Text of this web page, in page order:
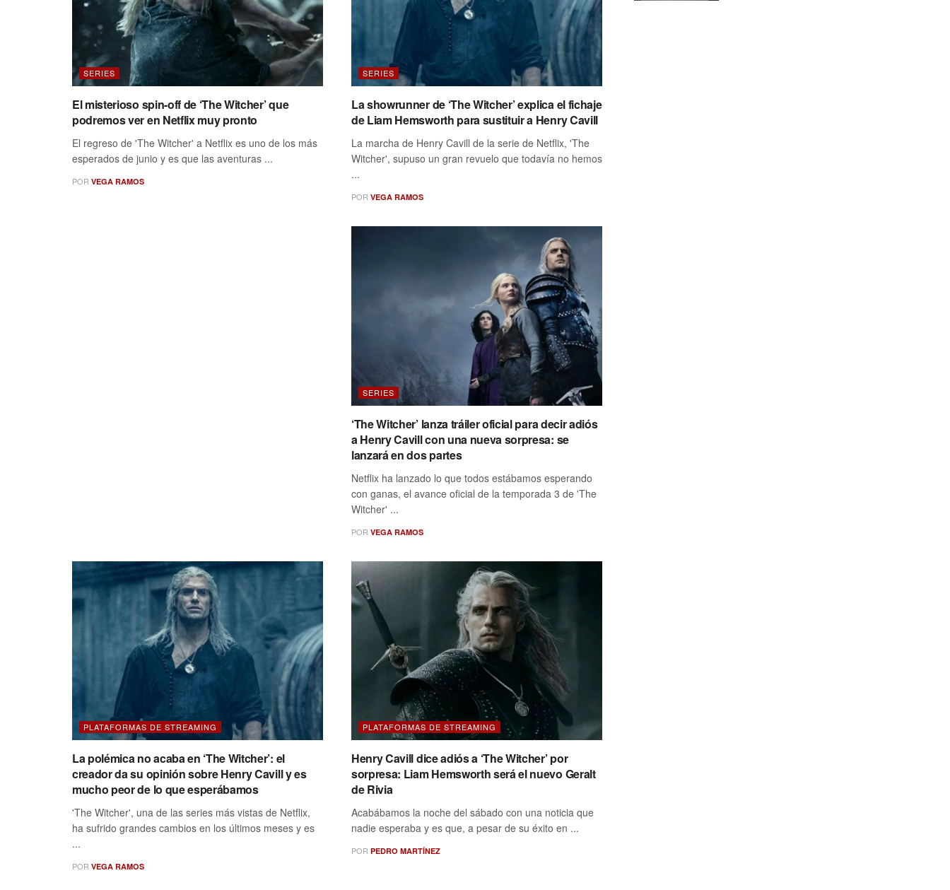
SERIES
El misterioso spin-off de ‘The Witcher’ que
podremos ver en Netflix muy pronto
El regreso de 'The Witcher' a Netflix es uno de los más
esperados de junio y es que las aventuras ...
POR VEGA RAMOS
SERIES
La showrunner de ‘The Witcher’ explica el fichaje
de Liam Hemsworth para sustituir a Henry Cavill
La marcha de Henry Cavill de la serie de Netflix, 'The
Witcher', supuso un gran revuelo que todavía no hemos
...
POR VEGA RAMOS
SERIES
‘The Witcher’ lanza tráiler oficial para decir adiós
a Henry Cavill con una nueva sorpresa: se
lanzará en dos partes
Netflix ha lanzado lo que todos estábamos esperando
con ganas, el avance oficial de la temporada 3 de 'The
Witcher' ...
POR VEGA RAMOS
PLATAFORMAS DE STREAMING
La polémica no acaba en ‘The Witcher’: el
creador da su opinión sobre Henry Cavill y es
mucho peor de lo que esperábamos
'The Witcher', una de las series más vistas de Netflix,
ha sufrido grandes cambios en los últimos meses y es
...
POR VEGA RAMOS
PLATAFORMAS DE STREAMING
Henry Cavill dice adiós a ‘The Witcher’ por
sorpresa: Liam Hemsworth será el nuevo Geralt
de Rivia
Acabábamos la noche del sábado con una noticia que
nadie esperaba y es que, a pesar de su éxito en ...
POR PEDRO MARTÍNEZ